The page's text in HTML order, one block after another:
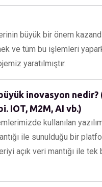
büyük bir önem
ve tüm bu işlemleri
yaratılmıştır.
inovasyon
IOT, M2M, AI vb.)
kullanılan
ile sunulduğu bir
açık veri mantığı ile